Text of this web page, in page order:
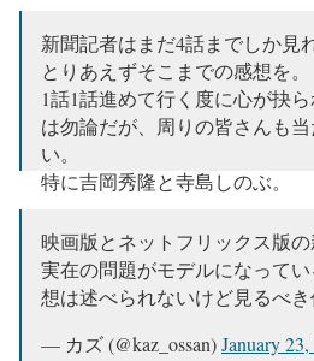
新聞記者はまだ4話までしか見
とりあえずそこまでの感想を。
1話1話進めて行く度に心が抉
は勿論だが、周りの皆さんも
い。
特に吉岡秀隆と寺島しのぶ。
島しのぶさんが無音で泣き崩れ
— 綾野剛子 (@ayanogo0000)
映画版とネットフリックス版
実在の問題がモデルになって
想は述べられないけど見るべき
— カズ (@kaz_ossan)January